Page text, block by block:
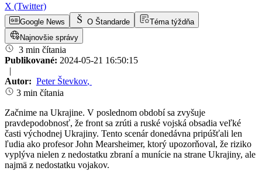
X (Twitter)
Google News O Štandarde
Téma týždňa
Najnovšie správy
3 min čítania
Publikované: 2024-05-21 16:50:15
|
Autor: Peter Števkov,
3 min čítania
Začnime na Ukrajine. V poslednom období sa zvyšuje
pravdepodobnosť, že front sa zrúti a ruské vojská obsadia veľké
časti východnej Ukrajiny. Tento scenár donedávna pripúšťali len
ľudia ako profesor John Mearsheimer, ktorý upozorňoval, že riziko
vyplýva nielen z nedostatku zbraní a munície na strane Ukrajiny, ale
najmä z nedostatku vojakov.